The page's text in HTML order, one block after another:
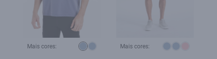
Mais cores: Mais cores: